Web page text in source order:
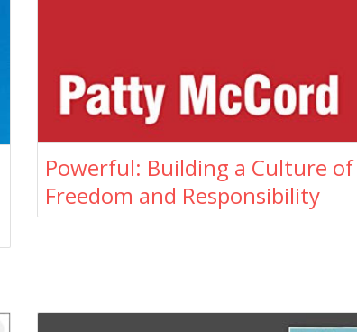
Powerful: Building a Culture of
Freedom and Responsibility